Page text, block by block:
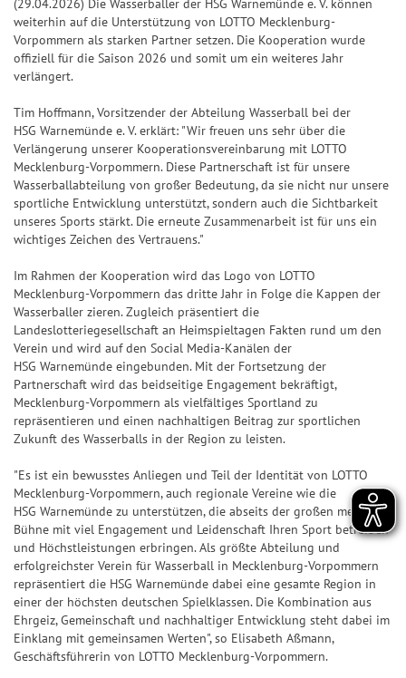
7
7
U
P
E
R
6
G
ü
c
k
s
S
p
ir
a
e
S
i
e
g
e
r-
C
p
o
t
&
G
e
w
i
n
e
F
e
h
l
e
n
d
e
Z
a
h
l
e
n
T
r
p
i
7
7
S
U
P
E
6
Jac
kp
ot-
r
ke
n
+6
+7
+8
+9 +10
p
i
7
7
S
U
P
E
6
Pr
oje
ktf
ru
ng
Natu
r-
Um
welt
schu
dan
k
BIN
GO!
i
e
r
-
C
h
a
n
e
S
p
i
e
l
7
7
S
U
P
E
R
6
5
Ge
za
hle
n
e
r
l
a
n
z
G
c
k
s
-
T
i
p
p
l
e
it
n
g
G
e
w
i
n
z
a
h
l
e
n
&
u
o
t
e
n
S
p
i
e
S
p
l
a
n
l
e
it
n
g
G
e
w
i
n
n
z
a
h
l
e
n
&
Q
u
(29.04.2026) Die Wasserballer der HSG Warnemünde e. V. können
weiterhin auf die Unterstützung von LOTTO Mecklenburg-
Vorpommern als starken Partner setzen. Die Kooperation wurde
offiziell für die Saison 2026 und somit um ein weiteres Jahr
verlängert.
Tim Hoffmann, Vorsitzender der Abteilung Wasserball bei der
HSG Warnemünde e. V. erklärt: "Wir freuen uns sehr über die
Verlängerung unserer Kooperationsvereinbarung mit LOTTO
Mecklenburg-Vorpommern. Diese Partnerschaft ist für unsere
Wasserballabteilung von großer Bedeutung, da sie nicht nur unsere
sportliche Entwicklung unterstützt, sondern auch die Sichtbarkeit
unseres Sports stärkt. Die erneute Zusammenarbeit ist für uns ein
wichtiges Zeichen des Vertrauens."
Im Rahmen der Kooperation wird das Logo von LOTTO
Mecklenburg-Vorpommern das dritte Jahr in Folge die Kappen der
Wasserballer zieren. Zugleich präsentiert die
Landeslotteriegesellschaft an Heimspieltagen Fakten rund um den
Verein und wird auf den Social Media-Kanälen der
HSG Warnemünde eingebunden. Mit der Fortsetzung der
Partnerschaft wird das beidseitige Engagement bekräftigt,
Mecklenburg-Vorpommern als vielfältiges Sportland zu
repräsentieren und einen nachhaltigen Beitrag zur sportlichen
Zukunft des Wasserballs in der Region zu leisten.
"Es ist ein bewusstes Anliegen und Teil der Identität von LOTTO
Mecklenburg-Vorpommern, auch regionale Vereine wie die
HSG Warnemünde zu unterstützen, die abseits der großen medialen
Bühne mit viel Engagement und Leidenschaft Ihren Sport betreiben
und Höchstleistungen erbringen. Als größte Abteilung und
erfolgreichster Verein für Wasserball in Mecklenburg-Vorpommern
repräsentiert die HSG Warnemünde dabei eine gesamte Region in
einer der höchsten deutschen Spielklassen. Die Kombination aus
Ehrgeiz, Gemeinschaft und nachhaltiger Entwicklung steht dabei im
Einklang mit gemeinsamen Werten", so Elisabeth Aßmann,
Geschäftsführerin von LOTTO Mecklenburg-Vorpommern.